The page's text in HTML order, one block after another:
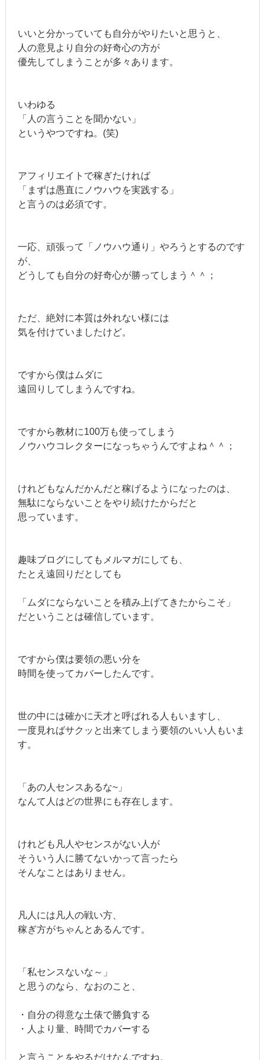
いいと分かっていても自分がやりたいと思うと、
人の意見より自分の好奇心の方が
優先してしまうことが多々あります。
いわゆる
「人の言うことを聞かない」
というやつですね。(笑)
アフィリエイトで稼ぎたければ
「まずは愚直にノウハウを実践する」
と言うのは必須です。
一応、頑張って「ノウハウ通り」やろうとするのです
が、
どうしても自分の好奇心が勝ってしまう＾＾；
ただ、絶対に本質は外れない様には
気を付けていましたけど。
ですから僕はムダに
遠回りしてしまうんですね。
ですから教材に100万も使ってしまう
ノウハウコレクターになっちゃうんですよね＾＾；
けれどもなんだかんだと稼げるようになったのは、
無駄にならないことをやり続けたからだと
思っています。
趣味ブログにしてもメルマガにしても、
たとえ遠回りだとしても
「ムダにならないことを積み上げてきたからこそ」
だということは確信しています。
ですから僕は要領の悪い分を
時間を使ってカバーしたんです。
世の中には確かに天才と呼ばれる人もいますし、
一度見ればサクッと出来てしまう要領のいい人もいま
す。
「あの人センスあるな~」
なんて人はどの世界にも存在します。
けれども凡人やセンスがない人が
そういう人に勝てないかって言ったら
そんなことはありません。
凡人には凡人の戦い方、
稼ぎ方がちゃんとあるんです。
「私センスないな～」
と思うのなら、なおのこと、
・自分の得意な土俵で勝負する
・人より量、時間でカバーする
と言うことをやるだけなんですね。